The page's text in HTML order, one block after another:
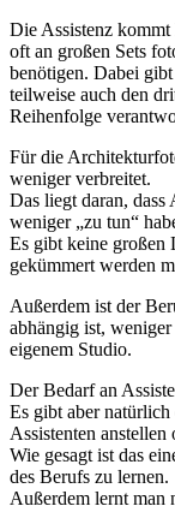
Die Assistenz
oft an großen Sets
benötigen. Dabei
teilweise auch den
Reihenfolge
Für die
weniger verbreitet.
Das liegt daran,
weniger „zu tun“
Es gibt keine großen
gekümmert werden
Außerdem ist der
abhängig ist,
eigenem Studio.
Der Bedarf an
Es gibt aber
Assistenten anstellen
Wie gesagt ist das
des Berufs zu lernen.
Außerdem lernt man